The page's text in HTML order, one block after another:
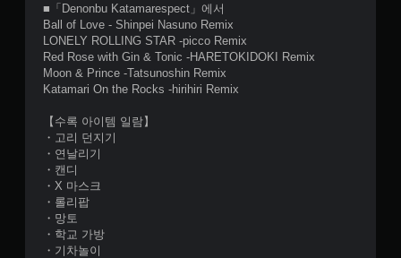
■「Denonbu Katamarespect」에서
Ball of Love - Shinpei Nasuno Remix
LONELY ROLLING STAR -picco Remix
Red Rose with Gin & Tonic -HARETOKIDOKI Remix
Moon & Prince -Tatsunoshin Remix
Katamari On the Rocks -hirihiri Remix
【수록 아이템 일람】
・고리 던지기
・연날리기
・캔디
・X 마스크
・롤리팝
・망토
・학교 가방
・기차놀이